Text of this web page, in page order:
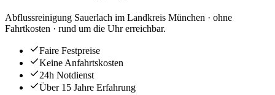
Abflussreinigung Sauerlach im Landkreis München · ohne
Fahrtkosten · rund um die Uhr erreichbar.
Faire Festpreise
Keine Anfahrtskosten
24h Notdienst
Über 15 Jahre Erfahrung